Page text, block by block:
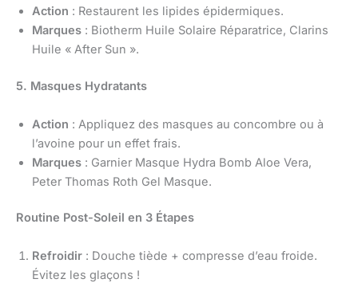
Action : Restaurent les lipides épidermiques.
Marques : Biotherm Huile Solaire Réparatrice, Clarins
Huile « After Sun ».
5. Masques Hydratants
Action : Appliquez des masques au concombre ou à
l’avoine pour un effet frais.
Marques : Garnier Masque Hydra Bomb Aloe Vera,
Peter Thomas Roth Gel Masque.
Routine Post-Soleil en 3 Étapes
Refroidir : Douche tiède + compresse d’eau froide.
Évitez les glaçons !